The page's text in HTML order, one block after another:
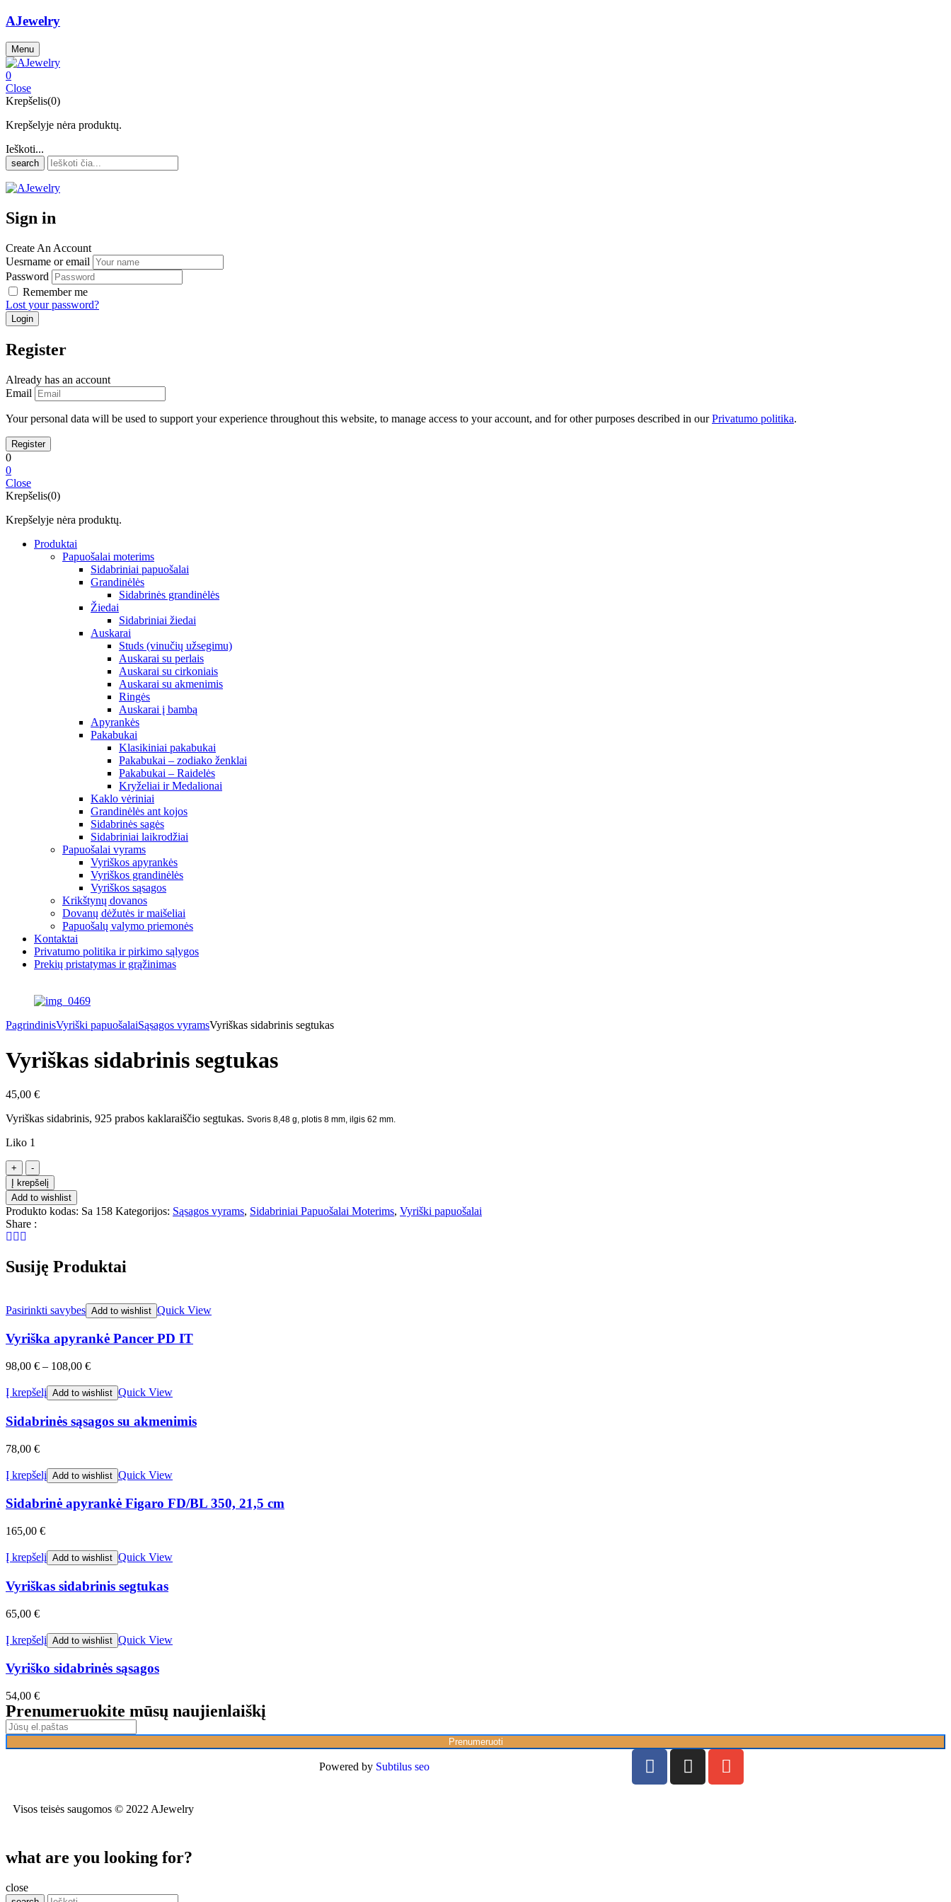
AJewelry
Menu
0
Close
Krepšelis(0)
Krepšelyje nėra produktų.
Ieškoti...
search
Sign in
Create An Account
Uesrname or email
Password
Remember me
Lost your password?
Register
Already has an account
Email
Your personal data will be used to support your experience throughout this website, to manage access to your account, and for other purposes described in ourPrivatumo politika.
0
0
Close
Krepšelis(0)
Krepšelyje nėra produktų.
Produktai
Papuošalai moterims
Sidabriniai papuošalai
Grandinėlės
Sidabrinės grandinėlės
Žiedai
Sidabriniai žiedai
Auskarai
Studs (vinučių užsegimu)
Auskarai su perlais
Auskarai su cirkoniais
Auskarai su akmenimis
Ringės
Auskarai į bambą
Apyrankės
Pakabukai
Klasikiniai pakabukai
Pakabukai – zodiako ženklai
Pakabukai – Raidelės
Kryželiai ir Medalionai
Kaklo vėriniai
Grandinėlės ant kojos
Sidabrinės sagės
Sidabriniai laikrodžiai
Papuošalai vyrams
Vyriškos apyrankės
Vyriškos grandinėlės
Vyriškos sąsagos
Krikštynų dovanos
Dovanų dėžutės ir maišeliai
Papuošalų valymo priemonės
Kontaktai
Privatumo politika ir pirkimo sąlygos
Prekių pristatymas ir grąžinimas
PagrindinisVyriški papuošalaiSąsagos vyramsVyriškas sidabrinis segtukas
Vyriškas sidabrinis segtukas
45,00 €
Vyriškas sidabrinis, 925 prabos kaklaraiščio segtukas. Svoris 8,48 g, plotis 8 mm, ilgis 62 mm.
Liko 1
+
-
Į krepšelį
Add to wishlist
Produkto kodas: Sa 158 Kategorijos: Sąsagos vyrams, Sidabriniai Papuošalai Moterims, Vyriški papuošalai
Share :
Susiję Produktai
Pasirinkti savybes Add to wishlist Quick View
Vyriška apyrankė Pancer PD IT
98,00 € – 108,00 €
Į krepšelį Add to wishlist Quick View
Sidabrinės sąsagos su akmenimis
78,00 €
Į krepšelį Add to wishlist Quick View
Sidabrinė apyrankė Figaro FD/BL 350, 21,5 cm
165,00 €
Į krepšelį Add to wishlist Quick View
Vyriškas sidabrinis segtukas
65,00 €
Į krepšelį Add to wishlist Quick View
Vyriško sidabrinės sąsagos
54,00 €
Prenumeruokite mūsų naujienlaiškį
Prenumeruoti
Powered by Subtilus seo
Visos teisės saugomos © 2022 AJewelry
what are you looking for?
close